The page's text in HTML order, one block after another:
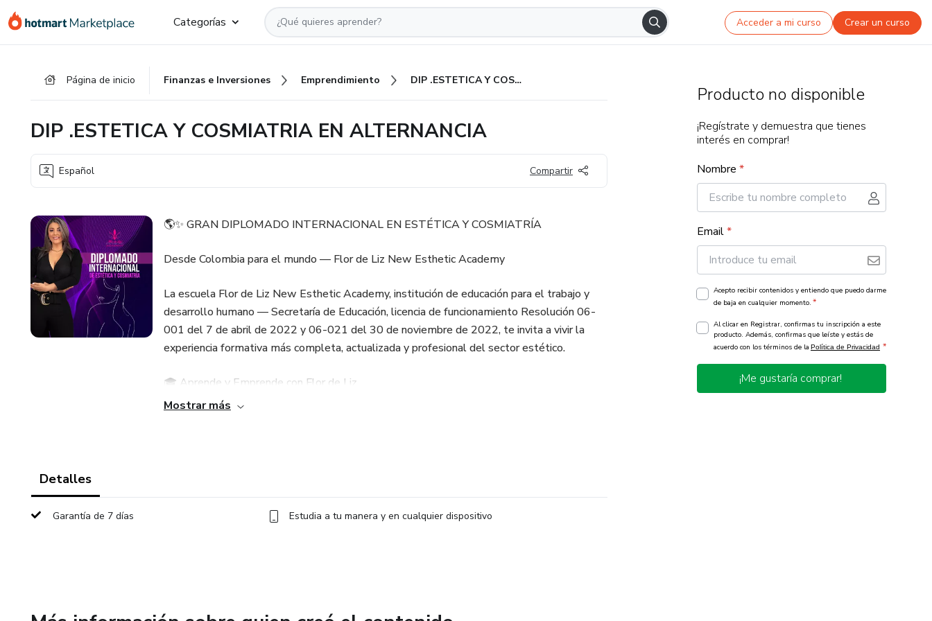
Categorías Acceder a mi curso Crear un curso
Página de inicio Finanzas e Inversiones Emprendimiento DIP .ESTETICA Y COSMIATRIA EN ALTERNANCIA
DIP .ESTETICA Y COSMIATRIA EN ALTERNANCIA
Español Compartir
🌎✨ GRAN DIPLOMADO INTERNACIONAL EN ESTÉTICA Y COSMIATRÍA
Desde Colombia para el mundo — Flor de Liz New Esthetic Academy
La escuela Flor de Liz New Esthetic Academy, institución de educación para el trabajo y
desarrollo humano — Secretaría de Educación, licencia de funcionamiento Resolución 06-
001 del 7 de abril de 2022 y 06-021 del 30 de noviembre de 2022, te invita a vivir la
experiencia formativa más completa, actualizada y profesional del sector estético.
🎓 Aprende y Emprende con Flor de Liz
Electroestética facial y corporal
Mostrar más
Detalles
Garantía de 7 días Estudia a tu manera y en cualquier dispositivo
Producto no disponible
¡Regístrate y demuestra que tienes
interés en comprar!
Nombre *
Email*
Acepto recibir contenidos y entiendo que puedo darme
de baja en cualquier momento. *
Al clicar en Registrar, confirmas tu inscripción a este
producto. Además, confirmas que leíste y estás de
acuerdo con los términos de la Política de Privacidad *
¡Me gustaría comprar!